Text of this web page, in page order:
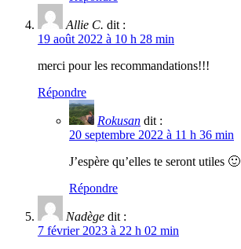
Allie C. dit :
19 août 2022 à 10 h 28 min
merci pour les recommandations!!!
Répondre
Rokusan dit :
20 septembre 2022 à 11 h 36 min
J’espère qu’elles te seront utiles 🙂
Répondre
Nadège dit :
7 février 2023 à 22 h 02 min